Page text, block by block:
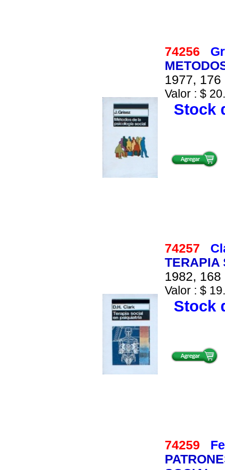
74256
1977,
Valor : $
Stock
74257
TERAPIA
1982,
Valor : $
Stock
74259